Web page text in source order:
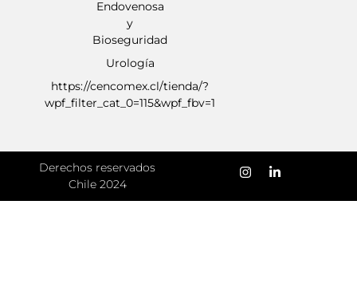
Endovenosa
y
Bioseguridad
Urología
https://cencomex.cl/tienda/?
wpf_filter_cat_0=115&wpf_fbv=1
Derechos reservados
Chile 2024